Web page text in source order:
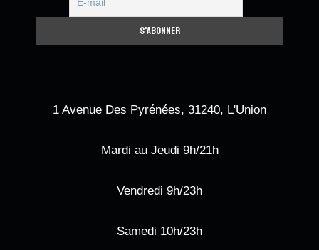
1 Avenue Des Pyrénées, 31240, L'Union
Mardi au Jeudi 9h/21h
Vendredi 9h/23h
Samedi 10h/23h